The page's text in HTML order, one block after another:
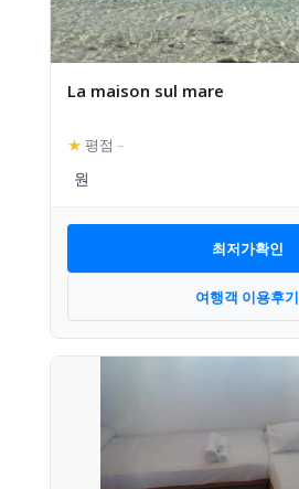
La maison sul mare
★ 평점 –
최저가확인
여행객 이용후기